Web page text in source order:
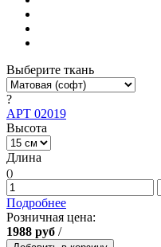
Выберите ткань
?
АРТ 02019
Высота
Длина
()
Подробнее
Розничная цена:
1988 руб /